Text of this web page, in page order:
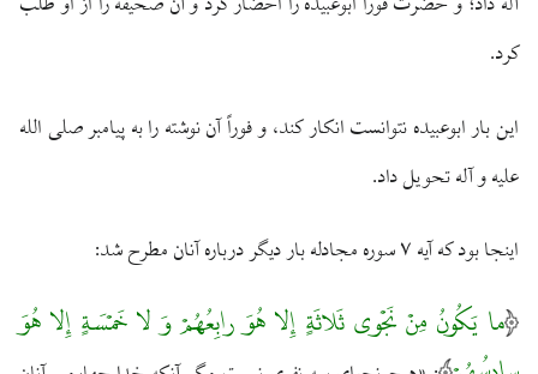
كرد.
اين بار ابوعبيده نتوانست انكار كند، و فوراً آن نوشته را به پيامبر صلى الله
عليه و آله تحويل داد.
اينجا بود كه آيه ۷ سوره مجادله بار ديگر درباره آنان مطرح شد:
ما يَكُونُ مِنْ نَجْوى ثَلاثَةٍ إِلا هُوَ رابِعُهُمْ وَ لا خَمْسَةٍ إِلا هُوَ